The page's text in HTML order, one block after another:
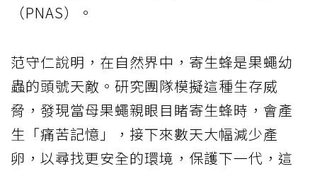
（PNAS）。
范守仁說明，在自然界中，寄生蜂是果蠅幼
蟲的頭號天敵。研究團隊模擬這種生存威
脅，發現當母果蠅親眼目睹寄生蜂時，會產
生「痛苦記憶」，接下來數天大幅減少產
卵，以尋找更安全的環境，保護下一代，這